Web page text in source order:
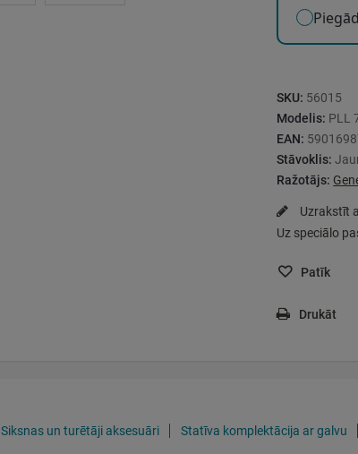
SKU: 56015
Modelis: PLL
EAN:
Stāvoklis:
Ražotājs:
Uzrakstīt
Uz speciālo
Patīk
Drukāt
Siksnas un turētāji aksesuāri Statīva komplektācija ar galvu